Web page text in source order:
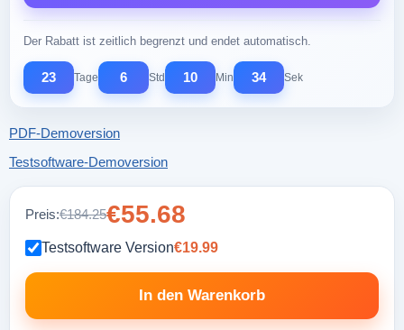
Der Rabatt ist zeitlich begrenzt und endet automatisch.
23 Tage 6 Std 10 Min 33 Sek
PDF-Demoversion
Testsoftware-Demoversion
Preis:€184.25€55.68
Testsoftware Version€19.99
In den Warenkorb